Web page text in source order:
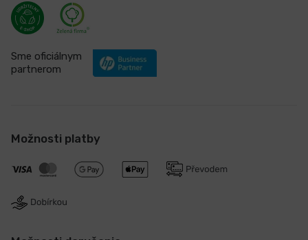
Sme oficiálnym
partnerom
Možnosti platby